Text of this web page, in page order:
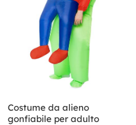
Costume da alieno
gonfiabile per adulto